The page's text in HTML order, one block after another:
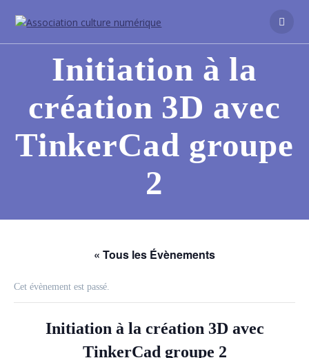
Initiation à la
création 3D avec
TinkerCad groupe
2
« Tous les Évènements
Cet évènement est passé.
Initiation à la création 3D avec
TinkerCad groupe 2